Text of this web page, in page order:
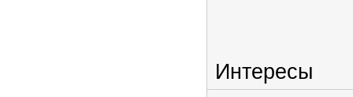
Интересы